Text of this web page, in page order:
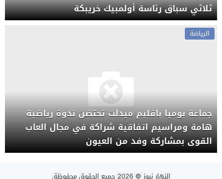
ثلاثي سباق رئاسة أولمبيك خريبكة
الرياضة
جماعة بوميا باقليم ميدلت تحتضن ندوة رياضية
هامة ومراسيم اتفاقية شراكة في مجال العاب
القوى بمشاركة وفد من العيون
النهار نيوز © 2026 جميع الحقوق محفوظة.